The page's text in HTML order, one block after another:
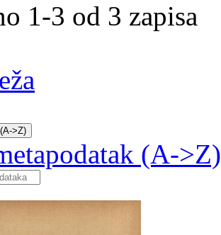
1-3 od 3 zapisa
>Z)
(A->Z)